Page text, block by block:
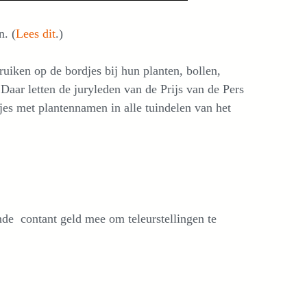
(Lees dit.)
op de bordjes bij hun planten, bollen,
letten de juryleden van de Prijs van de Pers
met plantennamen in alle tuindelen van het
contant geld mee om teleurstellingen te